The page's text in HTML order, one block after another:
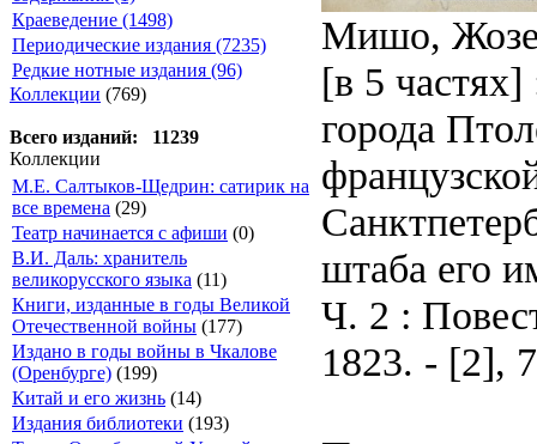
Краеведение (1498)
Периодические издания (7235)
Редкие нотные издания (96)
Коллекции (769)
Всего изданий: 11239
Коллекции
М.Е. Салтыков-Щедрин: сатирик на
все времена (29)
Театр начинается с афиши (0)
В.И. Даль: хранитель
великорусского языка (11)
Книги, изданные в годы Великой
Отечественной войны (177)
Издано в годы войны в Чкалове
(Оренбурге) (199)
Китай и его жизнь (14)
Издания библиотеки (193)
Мишо,
[в 5
города
штаба его
Ч. 2 :
1823. - [2],